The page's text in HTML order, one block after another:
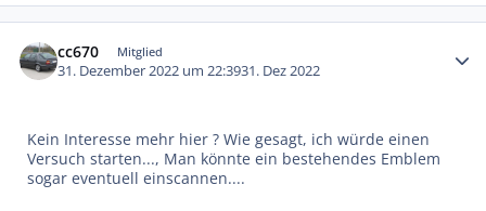
cc670 Mitglied
31. Dezember 2022 um 22:3931. Dez 2022
Kein Interesse mehr hier ? Wie gesagt, ich würde einen
Versuch starten..., Man könnte ein bestehendes Emblem
sogar eventuell einscannen....